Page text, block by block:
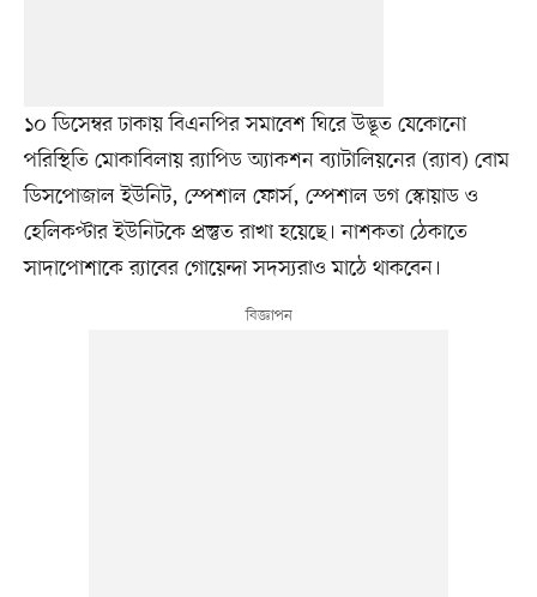
১০ ডিসেম্বর ঢাকায় বিএনপির সমাবেশ ঘিরে উদ্ভূত যেকোনো
পরিস্থিতি মোকাবিলায় র‌্যাপিড অ্যাকশন ব্যাটালিয়নের (র‌্যাব) বোম
ডিসপোজাল ইউনিট, স্পেশাল ফোর্স, স্পেশাল ডগ স্কোয়াড ও
হেলিকপ্টার ইউনিটকে প্রস্তুত রাখা হয়েছে। নাশকতা ঠেকাতে
সাদাপোশাকে র‌্যাবের গোয়েন্দা সদস্যরাও মাঠে থাকবেন।